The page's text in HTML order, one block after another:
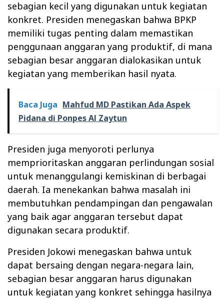
sebagian kecil yang digunakan untuk kegiatan
konkret. Presiden menegaskan bahwa BPKP
memiliki tugas penting dalam memastikan
penggunaan anggaran yang produktif, di mana
sebagian besar anggaran dialokasikan untuk
kegiatan yang memberikan hasil nyata.
Baca Juga Mahfud MD Pastikan Ada Aspek
Pidana di Ponpes Al Zaytun
Presiden juga menyoroti perlunya
memprioritaskan anggaran perlindungan sosial
untuk menanggulangi kemiskinan di berbagai
daerah. Ia menekankan bahwa masalah ini
membutuhkan pendampingan dan pengawalan
yang baik agar anggaran tersebut dapat
digunakan secara produktif.
Presiden Jokowi menegaskan bahwa untuk
dapat bersaing dengan negara-negara lain,
sebagian besar anggaran harus digunakan
untuk kegiatan yang konkret sehingga hasilnya